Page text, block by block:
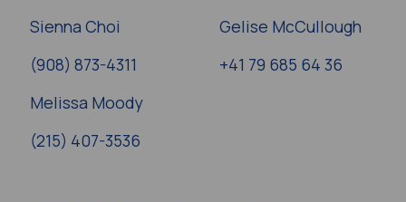
Sienna Choi
(908) 873-4311
Melissa Moody
(215) 407-3536
Gelise McCullough
+41 79 685 64 36